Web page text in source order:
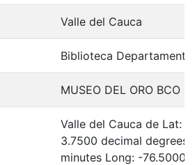
Valle del Cauca
Biblioteca
MUSEO DEL ORO BCO
Valle del Cauca de Lat:
3.7500 decimal degrees
minutes Long: -76.5000